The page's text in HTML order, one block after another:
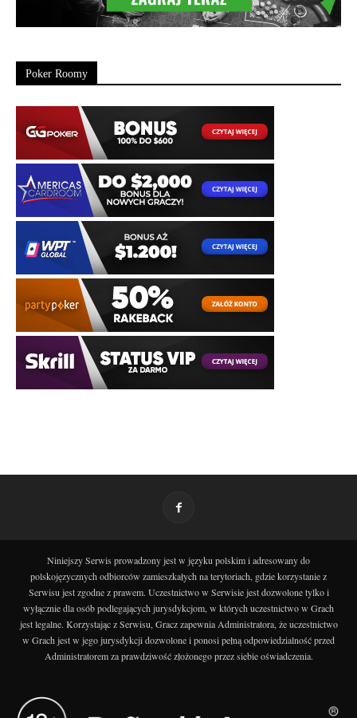
Poker Roomy
Niniejszy Serwis prowadzony jest w języku polskim i adresowany do
polskojęzycznych odbiorców zamieszkałych na terytoriach, gdzie korzystanie z
Serwisu jest zgodne z prawem. Uczestnictwo w Serwisie jest dozwolone tylko i
wyłącznie dla osób podlegających jurysdykcjom, w których uczestnictwo w Grach
jest legalne. Korzystając z Serwisu, Gracz zapewnia Administratora, że uczestnictwo
w Grach jest w jego jurysdykcji dozwolone i ponosi pełną odpowiedzialność przed
Administratorem za prawdziwość złożonego przez siebie oświadczenia.